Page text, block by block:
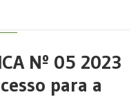
Nº 05 2023
para a